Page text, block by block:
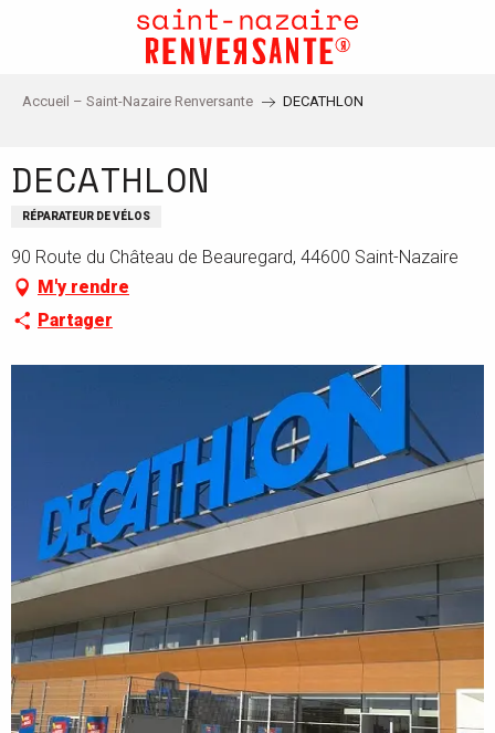
principal
Accueil – Saint-Nazaire Renversante DECATHLON
DECATHLON
RÉPARATEUR DE VÉLOS
90 Route du Château de Beauregard, 44600 Saint-Nazaire
M'y rendre
Partager